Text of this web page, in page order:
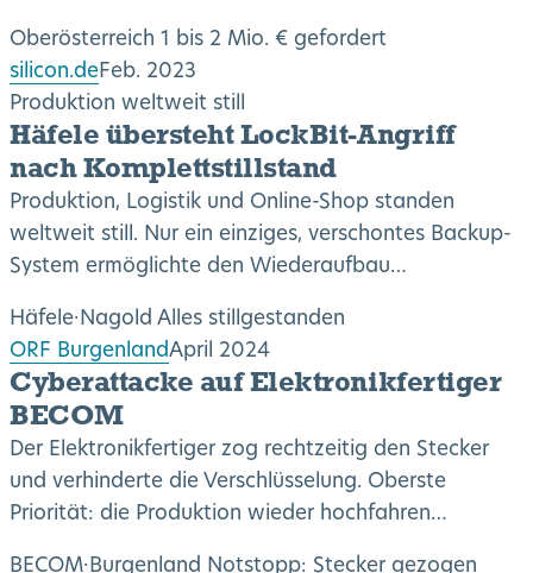
Oberösterreich 1 bis 2 Mio. € gefordert
silicon.deFeb. 2023
Produktion weltweit still
Häfele übersteht LockBit-Angriff
nach Komplettstillstand
Produktion, Logistik und Online-Shop standen
weltweit still. Nur ein einziges, verschontes Backup-
System ermöglichte den Wiederaufbau…
Häfele·Nagold Alles stillgestanden
ORF BurgenlandApril 2024
Cyberattacke auf Elektronikfertiger
BECOM
Der Elektronikfertiger zog rechtzeitig den Stecker
und verhinderte die Verschlüsselung. Oberste
Priorität: die Produktion wieder hochfahren…
BECOM·Burgenland Notstopp: Stecker gezogen